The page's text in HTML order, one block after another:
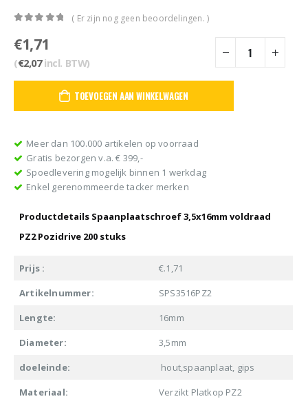
( Er zijn nog geen beoordelingen. )
€1,71
(€2,07incl. BTW)
TOEVOEGEN AAN WINKELWAGEN
Meer dan 100.000 artikelen op voorraad
Gratis bezorgen v.a. € 399,-
Spoedlevering mogelijk binnen 1 werkdag
Enkel gerenommeerde tacker merken
Productdetails Spaanplaatschroef 3,5x16mm voldraad
PZ2 Pozidrive 200 stuks
Prijs :
€.1,71
Artikelnummer:
SPS3516PZ2
Lengte:
16mm
Diameter:
3,5mm
doeleinde:
hout,spaanplaat, gips
Materiaal:
Verzikt Platkop PZ2